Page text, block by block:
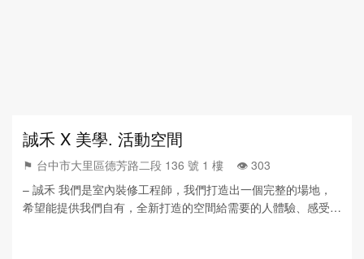
誠禾 X 美學. 活動空間
⚑ 台中市大里區德芳路二段 136 號 1 樓 👁️‍ 303
– 誠禾 我們是室內裝修工程師，我們打造出一個完整的場地，
希望能提供我們自有，全新打造的空間給需要的人體驗、感受我